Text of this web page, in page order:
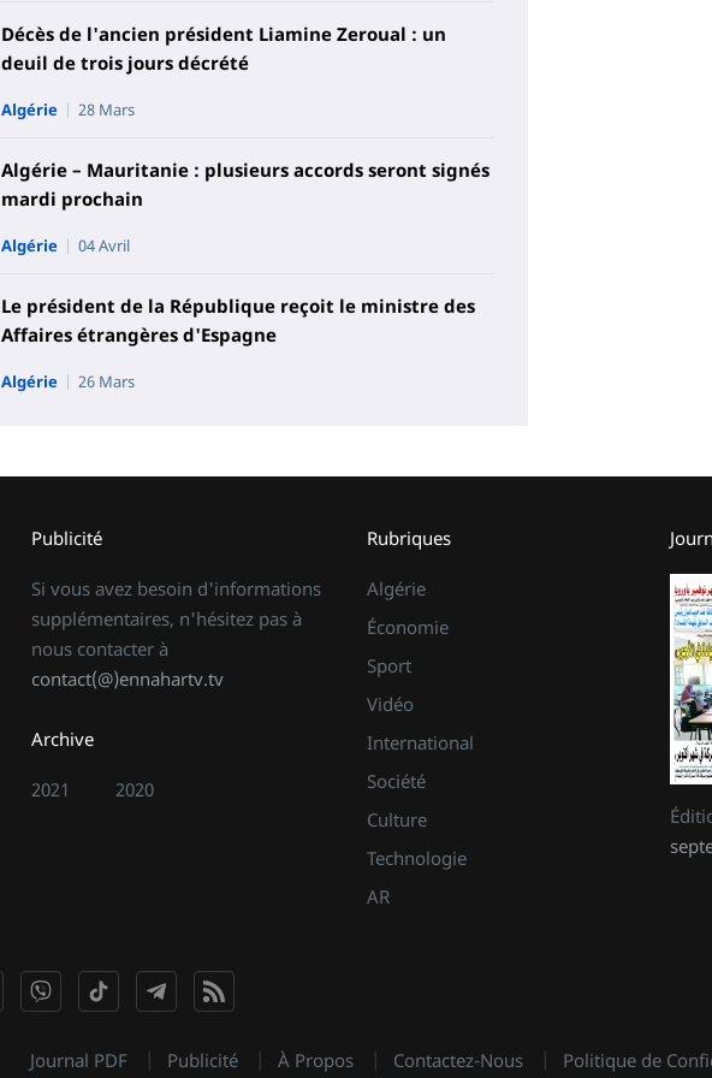
Décès de l'ancien président Liamine Zeroual : un
deuil de trois jours décrété
Algérie 28 Mars
Algérie – Mauritanie : plusieurs accords seront signés
mardi prochain
Algérie 04 Avril
Le président de la République reçoit le ministre des
Affaires étrangères d'Espagne
Algérie 26 Mars
Publicité
Si vous avez besoin d'informations
supplémentaires, n'hésitez pas à
nous contacter à
contact(@)ennahartv.tv
Archive
2021 2020
Rubriques
Algérie
Économie
Sport
Vidéo
International
Société
Culture
Technologie
AR
Journal PDF Publicité À Propos Contactez-Nous Politique de